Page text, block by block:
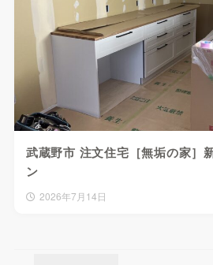
武蔵野市 注文住宅［無垢の家］
ン
2026年7月14日